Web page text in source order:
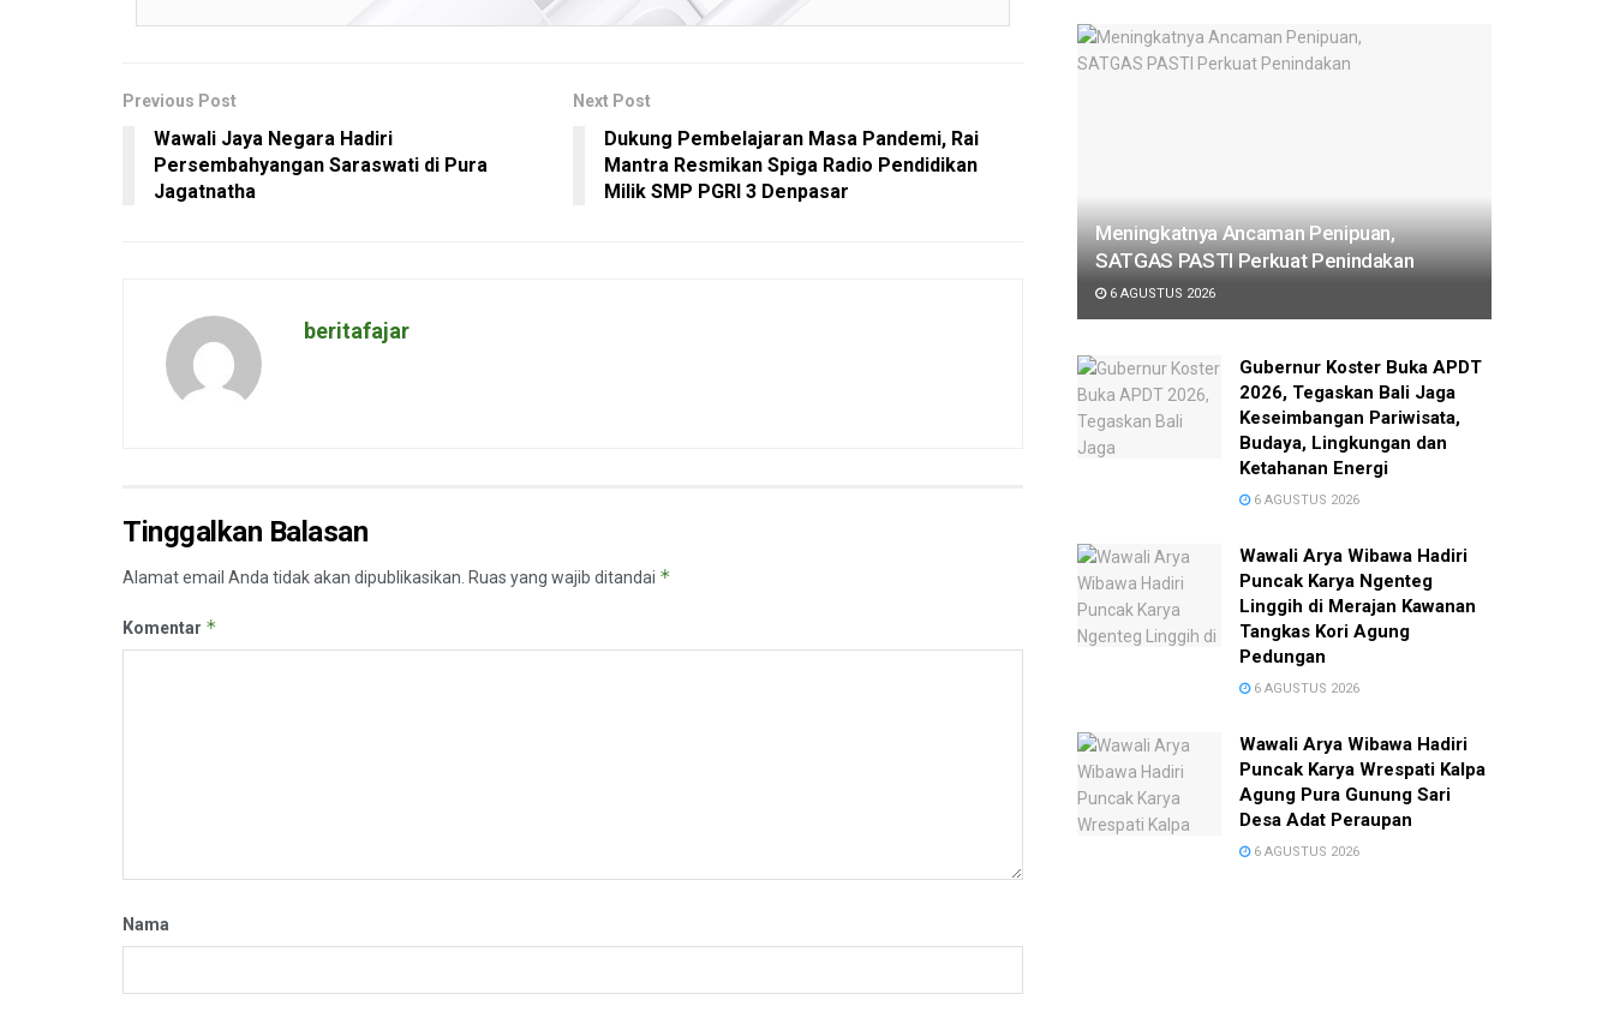
Previous Post
Wawali Jaya Negara Hadiri
Persembahyangan Saraswati di Pura
Jagatnatha
Next Post
Dukung Pembelajaran Masa Pandemi, Rai
Mantra Resmikan Spiga Radio Pendidikan
Milik SMP PGRI 3 Denpasar
beritafajar
Tinggalkan Balasan
Alamat email Anda tidak akan dipublikasikan. Ruas yang wajib ditandai *
Komentar *
Nama
Meningkatnya Ancaman Penipuan,
SATGAS PASTI Perkuat Penindakan
6 AGUSTUS 2026
Gubernur Koster Buka APDT
2026, Tegaskan Bali Jaga
Keseimbangan Pariwisata,
Budaya, Lingkungan dan
Ketahanan Energi
6 AGUSTUS 2026
Wawali Arya Wibawa Hadiri
Puncak Karya Ngenteg
Linggih di Merajan Kawanan
Tangkas Kori Agung
Pedungan
6 AGUSTUS 2026
Wawali Arya Wibawa Hadiri
Puncak Karya Wrespati Kalpa
Agung Pura Gunung Sari
Desa Adat Peraupan
6 AGUSTUS 2026